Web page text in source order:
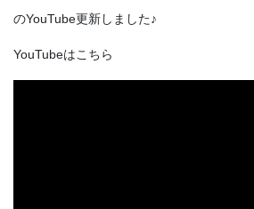
のYouTube更新しました♪
YouTubeはこちら